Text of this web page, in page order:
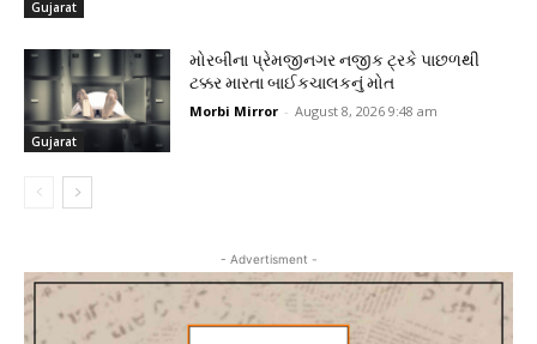
Gujarat
Gujarat
મોરબીના પ્રેમજીનગર નજીક ટ્રકે પાછળથી
ટક્કર મારતા બાઈકચાલકનું મોત
Morbi Mirror - August 8, 2026 9:48 am
- Advertisment -